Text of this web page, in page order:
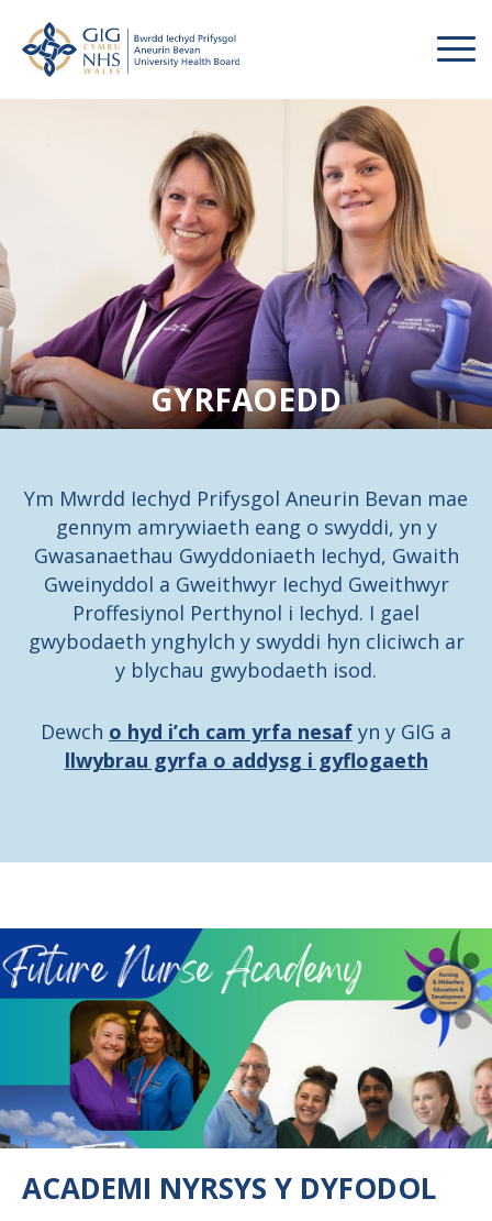
GYRFAOEDD
Ym Mwrdd Iechyd Prifysgol Aneurin Bevan mae
gennym amrywiaeth eang o swyddi, yn y
Gwasanaethau Gwyddoniaeth Iechyd, Gwaith
Gweinyddol a Gweithwyr Iechyd Gweithwyr
Proffesiynol Perthynol i Iechyd. I gael
gwybodaeth ynghylch y swyddi hyn cliciwch ar
y blychau gwybodaeth isod.
Dewch o hyd i’ch cam yrfa nesaf yn y GIG a
llwybrau gyrfa o addysg i gyflogaeth
ACADEMI NYRSYS Y DYFODOL